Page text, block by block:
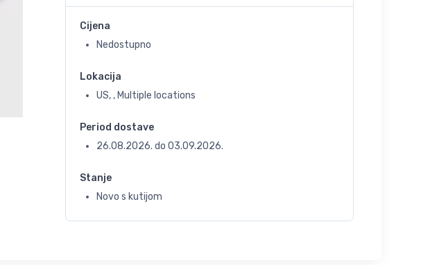
Cijena
Nedostupno
Lokacija
US, , Multiple locations
Period dostave
26.08.2026. do 03.09.2026.
Stanje
Novo s kutijom